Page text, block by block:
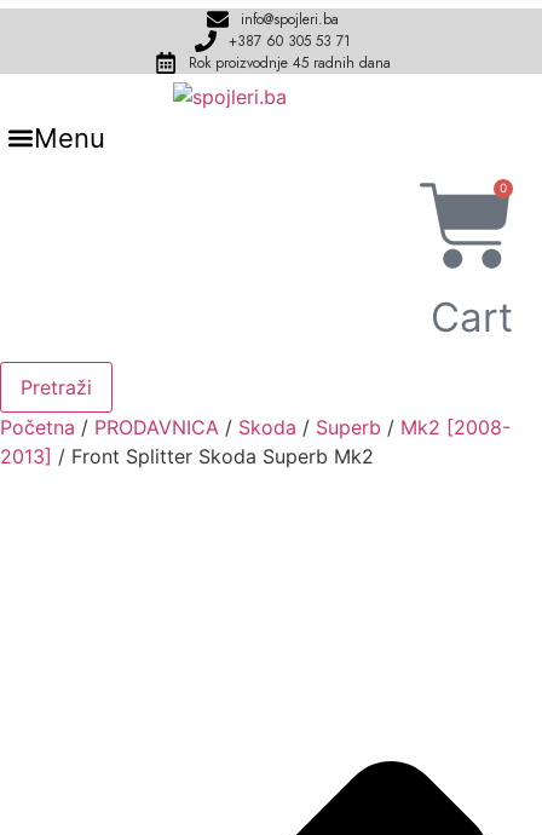
Skip
content
info@spojleri.ba
+387 60 305 53 71
Rok proizvodnje 45 radnih dana
Menu
0
Cart
Pretraži
Početna / PRODAVNICA / Skoda / Superb / Mk2 [2008-
2013] / Front Splitter Skoda Superb Mk2